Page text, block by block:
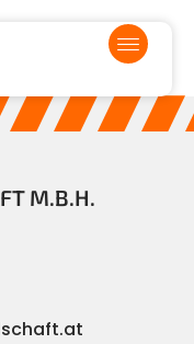
M.B.H.